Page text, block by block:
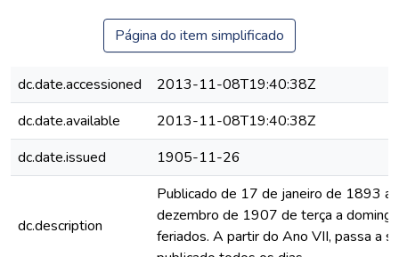
Página do item simplificado
dc.date.accessioned
2013-11-08T19:40:38Z
dc.date.available
2013-11-08T19:40:38Z
dc.date.issued
1905-11-26
dc.description
Publicado de 17 de janeiro de 1893 a
dezembro de 1907 de terça a
feriados. A partir do Ano VII, passa a